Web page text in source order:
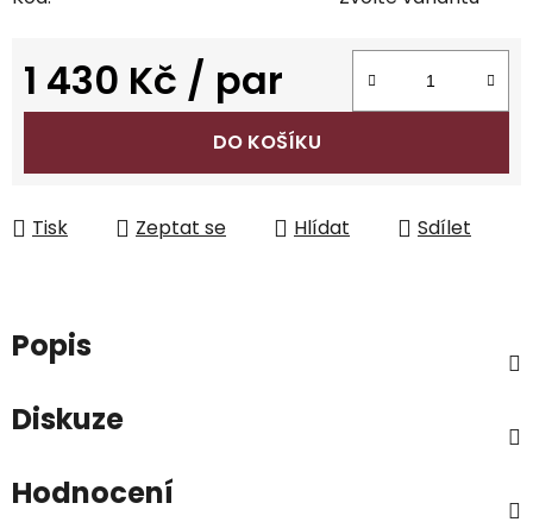
1 430 Kč / par
Měrná cena:
DO KOŠÍKU
Tisk Zeptat se Hlídat Sdílet
Popis
Diskuze
Hodnocení